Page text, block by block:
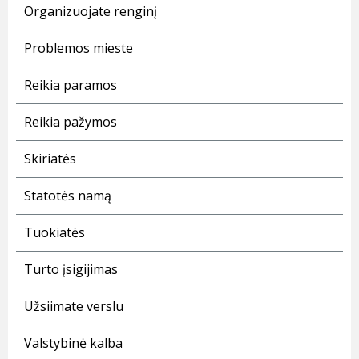
Organizuojate renginį
Problemos mieste
Reikia paramos
Reikia pažymos
Skiriatės
Statotės namą
Tuokiatės
Turto įsigijimas
Užsiimate verslu
Valstybinė kalba